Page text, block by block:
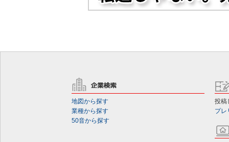
地図から探す
業種から探す
50音から探す
投稿
プレ